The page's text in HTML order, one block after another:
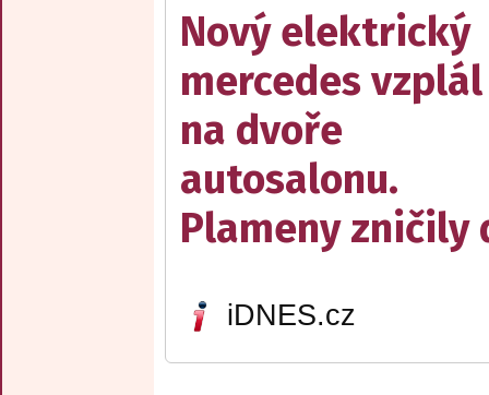
Nový elektrický
mercedes vzplál
na dvoře
autosalonu.
Plameny zničily
iDNES.cz